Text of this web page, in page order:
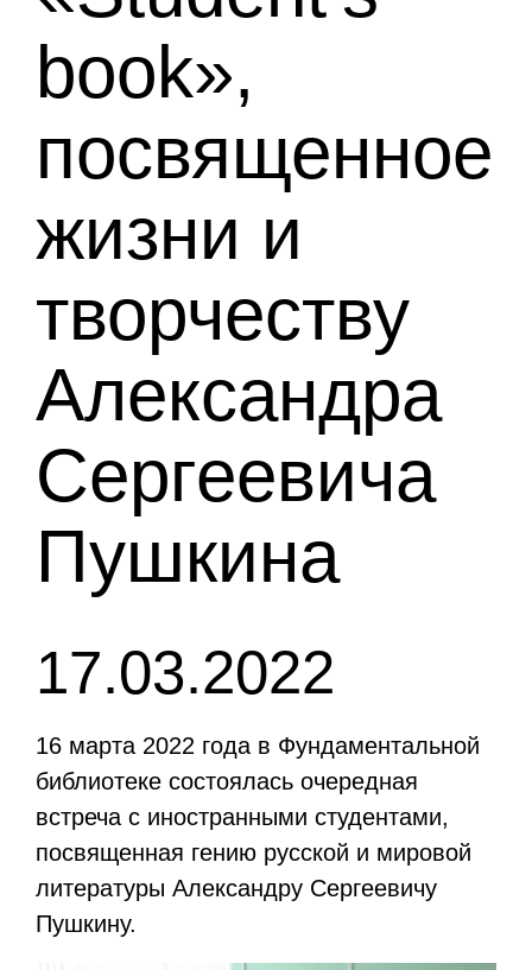
book»,
посвященное
жизни и
творчеству
Александра
Сергеевича
Пушкина
17.03.2022
16 марта 2022 года в Фундаментальной
библиотеке состоялась очередная
встреча с иностранными студентами,
посвященная гению русской и мировой
литературы Александру Сергеевичу
Пушкину.